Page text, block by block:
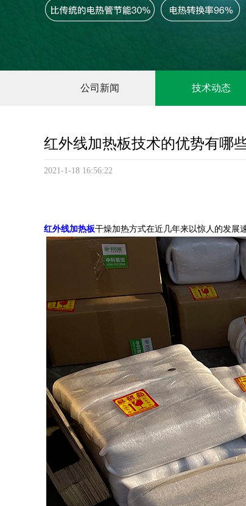
公司新闻 技术动态
红外线加热板技术的优势有哪
2021-1-18 16:56:22
红外线加热板干燥加热方式在近几年来以惊人的发展